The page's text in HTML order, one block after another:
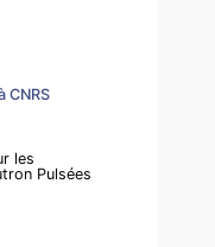
CNRS
les
Pulsées